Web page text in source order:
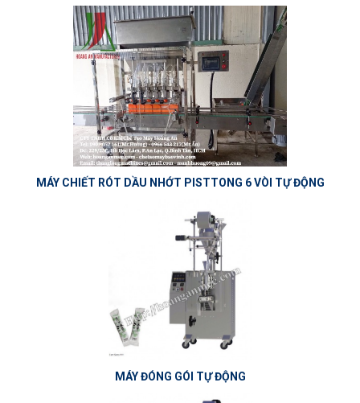
MÁY CHIẾT RÓT DẦU NHỚT PISTTONG 6 VÒI TỰ ĐỘNG
MÁY ĐÓNG GÓI TỰ ĐỘNG